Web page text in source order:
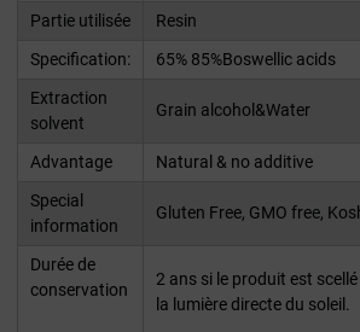
Partie utilisée
Resin
Specification:
65% 85%Boswellic acids
Extraction
solvent
Grain alcohol&Water
Advantage
Natural & no additive
Special
information
Gluten Free, GMO free,
Durée de
conservation
2 ans si le produit est
la lumière directe du soleil.